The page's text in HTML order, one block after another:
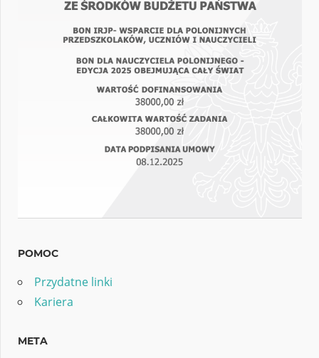
POMOC
Przydatne linki
Kariera
META